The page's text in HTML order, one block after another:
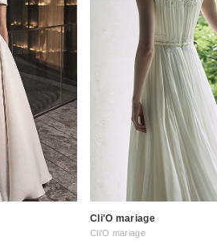
Cli'O mariage
Cli'O mariage